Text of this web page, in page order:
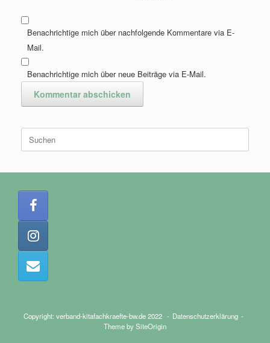
Benachrichtige mich über nachfolgende Kommentare via E-
Mail.
Benachrichtige mich über neue Beiträge via E-Mail.
Suchen
nach:
Copyright: verband-kitafachkraefte-bw.de 2022
Datenschutzerklärung
Theme bySiteOrigin